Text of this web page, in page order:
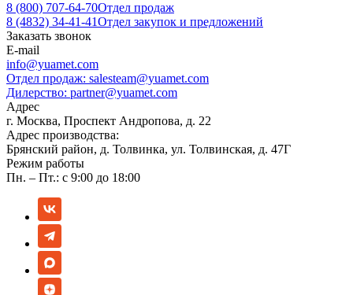
8 (800) 707-64-70Отдел продаж
8 (4832) 34-41-41Отдел закупок и предложений
Заказать звонок
E-mail
info@yuamet.com
Отдел продаж: salesteam@yuamet.com
Дилерство: partner@yuamet.com
Адрес
г. Москва, Проспект Андропова, д. 22
Адрес производства:
Брянский район, д. Толвинка, ул. Толвинская, д. 47Г
Режим работы
Пн. – Пт.: с 9:00 до 18:00